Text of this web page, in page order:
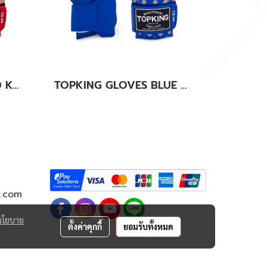
TOPKING GLOVES RED KANOK-02 TOPKING GLOVES BLUE KANOK-02
ยบาย
ตั้งค่าคุกกี้ ยอมรับทั้งหมด